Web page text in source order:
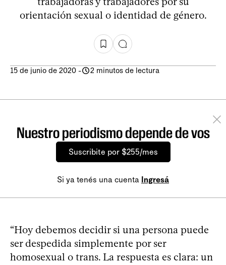
orientación sexual o identidad de género.
15 de junio de 2020 - 2 minutos de lectura
Nuestro periodismo depende de vos
Suscribite por $255/mes
Si ya tenés una cuenta Ingresá
“Hoy debemos decidir si una persona puede
ser despedida simplemente por ser
homosexual o trans. La respuesta es clara: un